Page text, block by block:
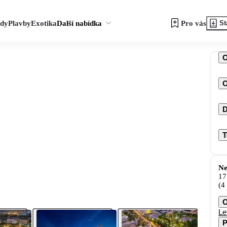
PlavbyExotikaDalší nabídka Pro vás
(4